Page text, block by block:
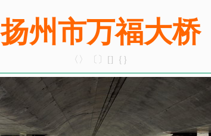
扬州市万福大桥
〈〉〔〕[]｛｝